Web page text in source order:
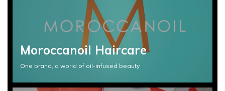
Moroccanoil Haircare
One brand, a world of oil-infused beauty